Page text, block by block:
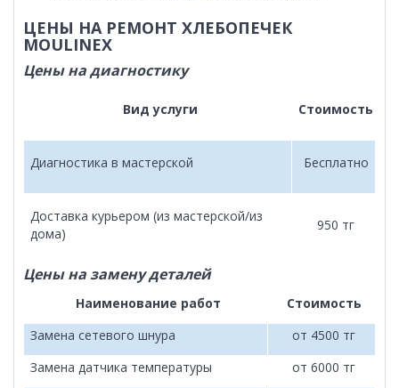
ЦЕНЫ НА РЕМОНТ ХЛЕБОПЕЧЕК
MOULINEX
Цены на диагностику
Вид услуги Стоимость
Диагностика в мастерской Бесплатно
Доставка курьером (из мастерской/из
дома)
950 тг
Цены на замену деталей
Наименование работ
Стоимость
Замена сетевого шнура
от 4500 тг
Замена датчика температуры
от 6000 тг